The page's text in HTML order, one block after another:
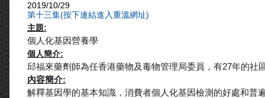
2019/10/29
第十三集(按下連結進入重溫網址)
主題:
個人化基因營養學
個人簡介:
邱福來藥劑師為任香港藥物及毒物管理局委員，有27年的社
內容簡介:
解釋基因學的基本知識，消費者個人化基因檢測的好處和普